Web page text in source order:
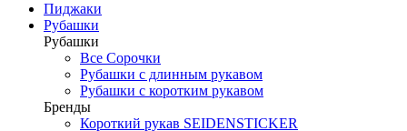
Пиджаки
Рубашки
Рубашки
Все Сорочки
Рубашки с длинным рукавом
Рубашки с коротким рукавом
Бренды
Короткий рукав SEIDENSTICKER